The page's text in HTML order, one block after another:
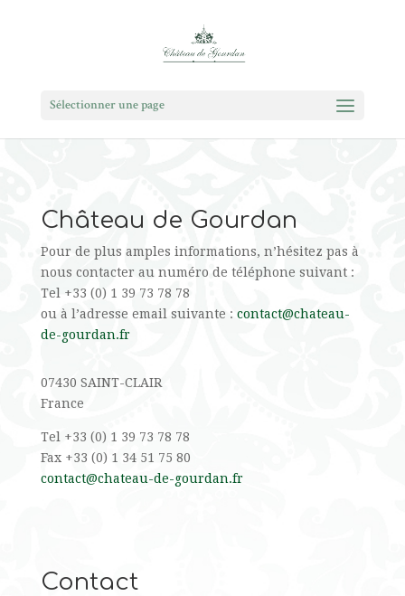
Sélectionner une page
Château de Gourdan
Pour de plus amples informations, n’hésitez pas à
nous contacter au numéro de téléphone suivant :
Tel +33 (0) 1 39 73 78 78
ou à l’adresse email suivante : contact@chateau-
de-gourdan.fr
07430 SAINT-CLAIR
France
Tel +33 (0) 1 39 73 78 78
Fax +33 (0) 1 34 51 75 80
contact@chateau-de-gourdan.fr
Contact